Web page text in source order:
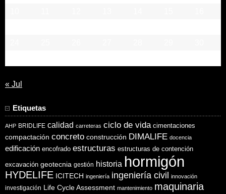
« Jul
Etiquetas
AHP BRIDLIFE calidad carreteras ciclo de vida cimentaciones
compactación concreto construcción DIMALIFE docencia
edificación encofrado estructuras estructuras de contención
excavación geotecnia gestión historia hormigón
HYDELIFE ICITECH ingeniería ingeniería civil innovación
investigación Life Cycle Assessment mantenimiento maquinaria